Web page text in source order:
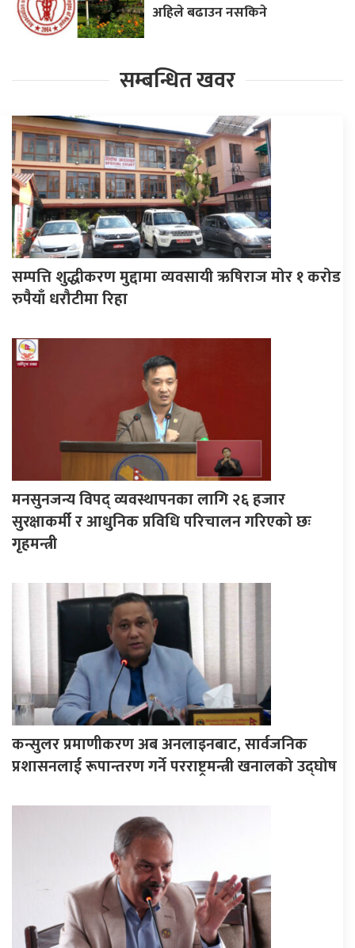
अहिले बढाउन नसकिने
सम्बन्धित खवर
सम्पत्ति शुद्धीकरण मुद्दामा व्यवसायी ऋषिराज मोर १ करोड
रुपैयाँ धरौटीमा रिहा
मनसुनजन्य विपद् व्यवस्थापनका लागि २६ हजार
सुरक्षाकर्मी र आधुनिक प्रविधि परिचालन गरिएको छः
गृहमन्त्री
कन्सुलर प्रमाणीकरण अब अनलाइनबाट, सार्वजनिक
प्रशासनलाई रूपान्तरण गर्ने परराष्ट्रमन्त्री खनालको उद्घोष